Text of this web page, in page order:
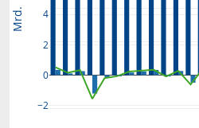
−2
0
2
4
Mrd.